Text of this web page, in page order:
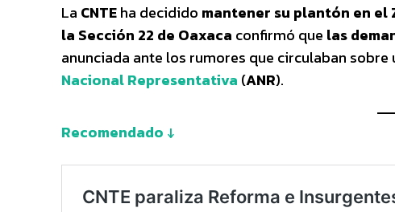
La CNTEha decidido mantener su plantón en
la Sección 22 de Oaxaca confirmó que las
anunciada ante los rumores que circulaban
Nacional Representativa (ANR).
Recomendado ↓